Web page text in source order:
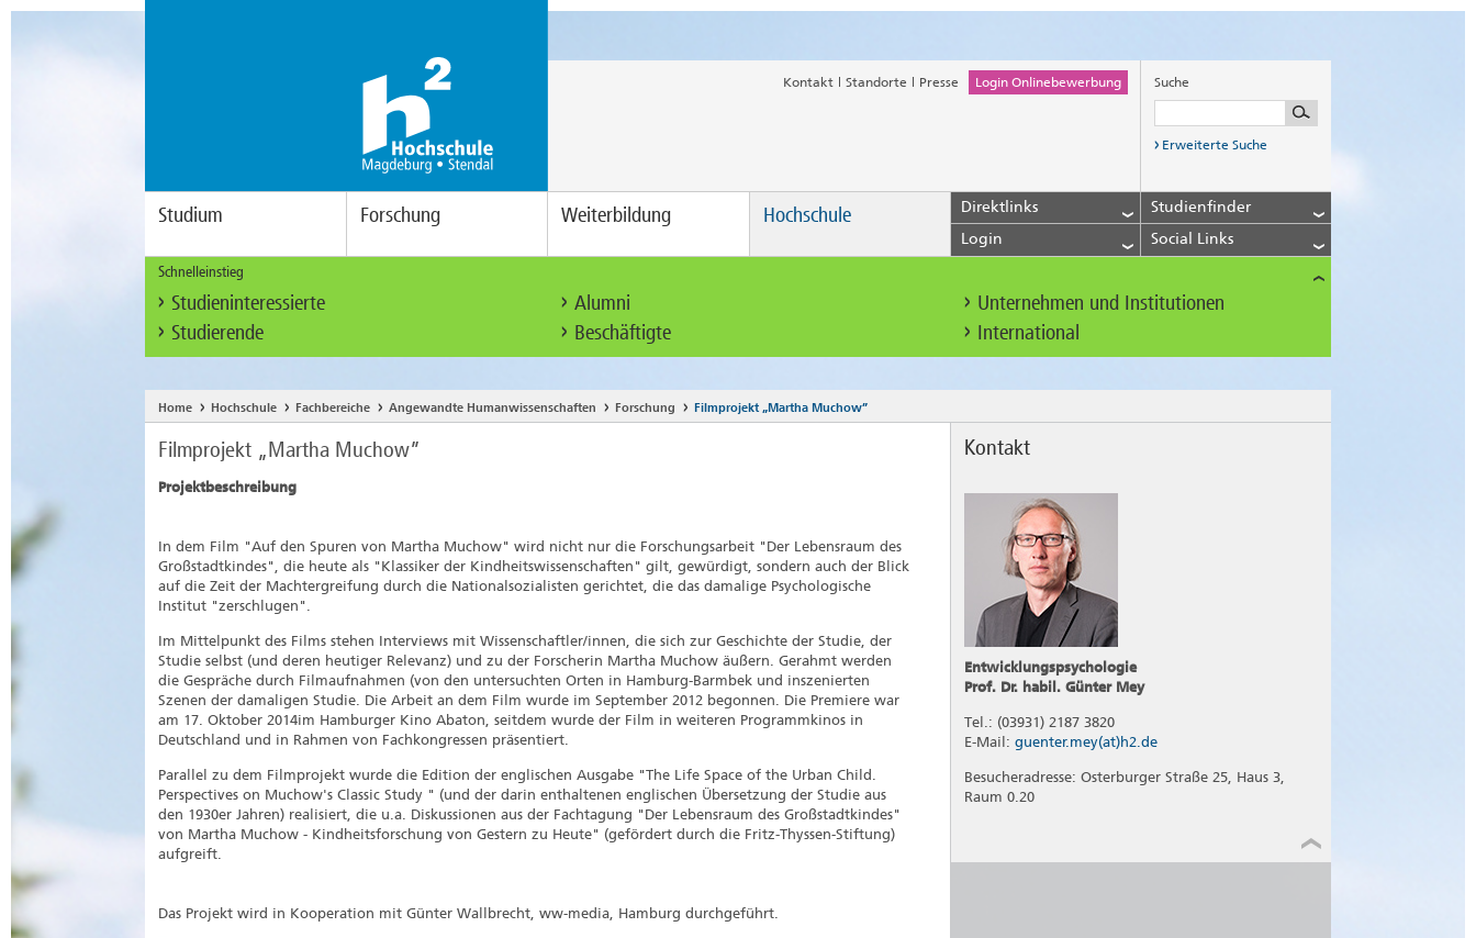
Kontakt Standorte Presse Login Onlinebewerbung Suche
Erweiterte Suche
Studium Forschung Weiterbildung Hochschule Direktlinks
Studienfinder
Login
Social Links
Schnelleinstieg
Studieninteressierte Alumni
Unternehmen und Institutionen
Studierende
Beschäftigte International
Home Hochschule Fachbereiche Angewandte Humanwissenschaften Forschung Filmprojekt „Martha Muchow”
Filmprojekt „Martha Muchow”
Projektbeschreibung
In dem Film "Auf den Spuren von Martha Muchow" wird nicht nur die Forschungsarbeit "Der Lebensraum des
Großstadtkindes", die heute als "Klassiker der Kindheitswissenschaften" gilt, gewürdigt, sondern auch der Blick
auf die Zeit der Machtergreifung durch die Nationalsozialisten gerichtet, die das damalige Psychologische
Institut "zerschlugen".
Im Mittelpunkt des Films stehen Interviews mit Wissenschaftler/innen, die sich zur Geschichte der Studie, der
Studie selbst (und deren heutiger Relevanz) und zu der Forscherin Martha Muchow äußern. Gerahmt werden
die Gespräche durch Filmaufnahmen (von den untersuchten Orten in Hamburg-Barmbek und inszenierten
Szenen der damaligen Studie. Die Arbeit an dem Film wurde im September 2012 begonnen. Die Premiere war
am 17. Oktober 2014im Hamburger Kino Abaton, seitdem wurde der Film in weiteren Programmkinos in
Deutschland und in Rahmen von Fachkongressen präsentiert.
Parallel zu dem Filmprojekt wurde die Edition der englischen Ausgabe "The Life Space of the Urban Child.
Perspectives on Muchow's Classic Study " (und der darin enthaltenen englischen Übersetzung der Studie aus
den 1930er Jahren) realisiert, die u.a. Diskussionen aus der Fachtagung "Der Lebensraum des Großstadtkindes"
von Martha Muchow - Kindheitsforschung von Gestern zu Heute" (gefördert durch die Fritz-Thyssen-Stiftung)
aufgreift.
Das Projekt wird in Kooperation mit Günter Wallbrecht, ww-media, Hamburg durchgeführt.
Kontakt
Entwicklungspsychologie
Prof. Dr. habil. Günter Mey
Tel.: (03931) 2187 3820
E-Mail:guenter.mey(at)h2.de
Besucheradresse: Osterburger Straße 25, Haus 3,
Raum 0.20